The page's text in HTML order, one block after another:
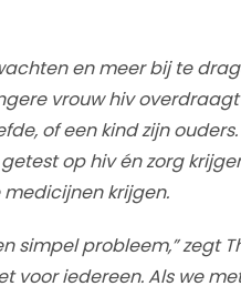
en meer bij te
vrouw hiv
of een kind zijn
op hiv én zorg
krijgen.
simpel probleem,” zegt
voor iedereen. Als we